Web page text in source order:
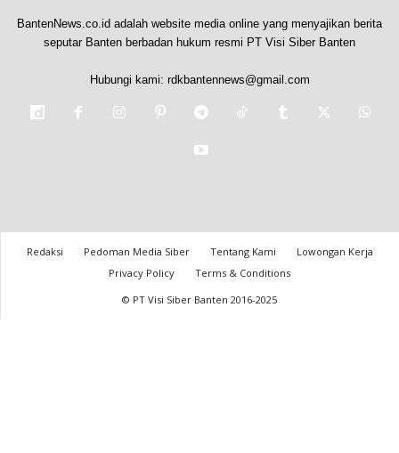
BantenNews.co.id adalah website media online yang menyajikan berita
seputar Banten berbadan hukum resmi PT Visi Siber Banten
Hubungi kami: rdkbantennews@gmail.com
Redaksi Pedoman Media Siber Tentang Kami
Lowongan Kerja
Privacy Policy
Terms & Conditions
© PT Visi Siber Banten 2016-2025